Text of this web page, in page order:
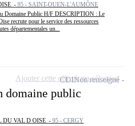
- 95 - SAINT-OUEN-L'AUMÔNE
Domaine Public H/F DESCRIPTION : Le
recrute pour le service des ressources
départementales un...
domaine public
DU VAL D OISE - 95 - CERGY
CDINon renseigné
Ajouter cette offre à ma sélection